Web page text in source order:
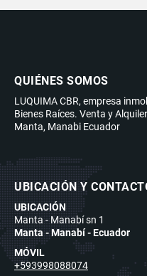
QUIÉNES SOMOS
LUQUIMA CBR, empresa
Bienes Raíces. Venta y
Manta, Manabi Ecuador
UBICACIÓN Y
UBICACIÓN
Manta - Manabí sn 1
Manta - Manabí - Ecuador
MÓVIL
+593998088074